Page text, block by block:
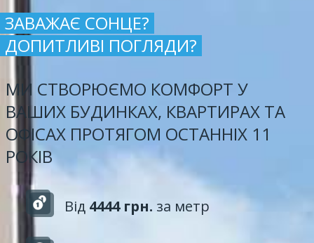
ЗАВАЖАЄ СОНЦЕ?
ДОПИТЛИВІ ПОГЛЯДИ?
МИ СТВОРЮЄМО КОМФОРТ У
ВАШИХ БУДИНКАХ, КВАРТИРАХ ТА
ОФІСАХ ПРОТЯГОМ ОСТАННІХ 11
РОКІВ
Від 4444 грн. за метр